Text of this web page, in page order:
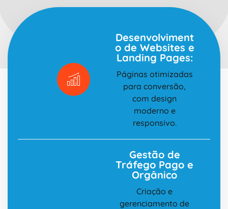
Desenvolviment
o de Websites e
Landing Pages:
Páginas otimizadas
para conversão,
com design
moderno e
responsivo.
Gestão de
Tráfego Pago e
Orgânico
Criação e
gerenciamento de